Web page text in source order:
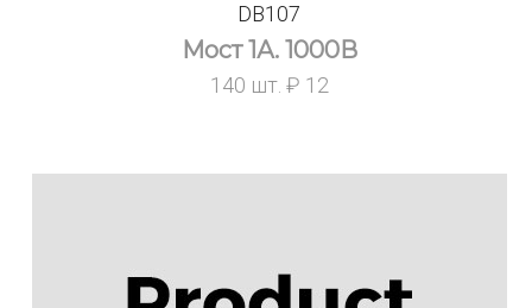
DB107
Мост 1А. 1000В
140 шт. ₽ 12